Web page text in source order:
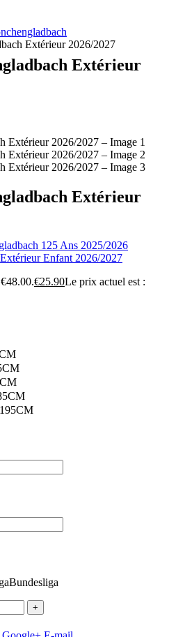
Extérieur 2026/2027
Extérieur
125 Ans 2025/2026
Enfant 2026/2027
€25.90Le prix actuel est :
Bundesliga
+